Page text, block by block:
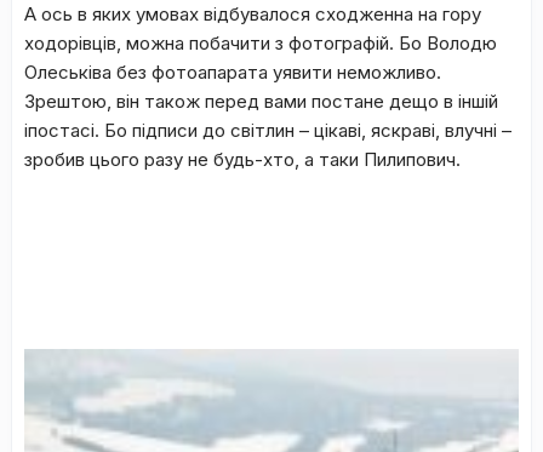
А ось в яких умовах відбувалося сходженна на гору
ходорівців, можна побачити з фотографій. Бо Володю
Олеськіва без фотоапарата уявити неможливо.
Зрештою, він також перед вами постане дещо в іншій
іпостасі. Бо підписи до світлин – цікаві, яскраві, влучні –
зробив цього разу не будь-хто, а таки Пилипович.